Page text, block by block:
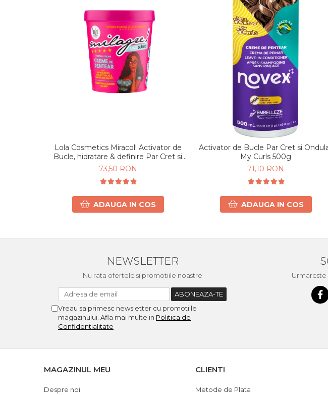
Lola Cosmetics Miracol! Activator de
Bucle, hidratare & definire Par Cret si
Ondulat 450g
73,50 RON
ADAUGA IN COS
Activator de Bucle Par Cret si
My Curls 500g
71,10 RON
ADAUGA IN COS
NEWSLETTER
Nu rata ofertele si promotiile noastre
Vreau sa primesc newsletter cu promotiile
magazinului. Afla mai multe in Politica de
Confidentialitate
MAGAZINUL MEU
Despre noi
CLIENTI
Metode de Plata